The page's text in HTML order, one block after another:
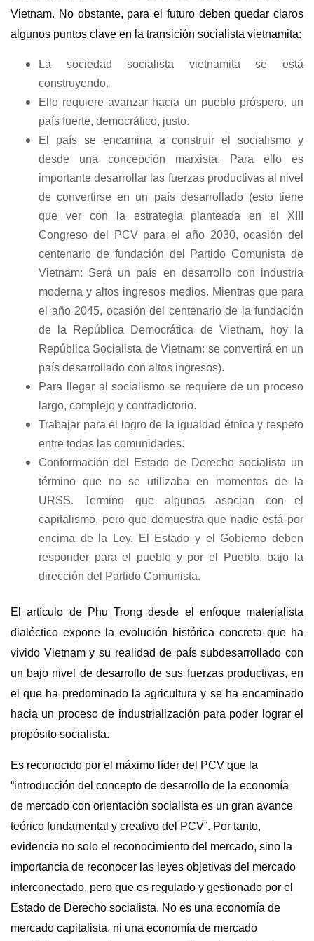
Vietnam. No obstante, para el futuro deben quedar claros
algunos puntos clave en la transición socialista vietnamita:
La sociedad socialista vietnamita se está
construyendo.
Ello requiere avanzar hacia un pueblo próspero, un
país fuerte, democrático, justo.
El país se encamina a construir el socialismo y
desde una concepción marxista. Para ello es
importante desarrollar las fuerzas productivas al nivel
de convertirse en un país desarrollado (esto tiene
que ver con la estrategia planteada en el XIII
Congreso del PCV para el año 2030, ocasión del
centenario de fundación del Partido Comunista de
Vietnam: Será un país en desarrollo con industria
moderna y altos ingresos medios. Mientras que para
el año 2045, ocasión del centenario de la fundación
de la República Democrática de Vietnam, hoy la
República Socialista de Vietnam: se convertirá en un
país desarrollado con altos ingresos).
Para llegar al socialismo se requiere de un proceso
largo, complejo y contradictorio.
Trabajar para el logro de la igualdad étnica y respeto
entre todas las comunidades.
Conformación del Estado de Derecho socialista un
término que no se utilizaba en momentos de la
URSS. Termino que algunos asocian con el
capitalismo, pero que demuestra que nadie está por
encima de la Ley. El Estado y el Gobierno deben
responder para el pueblo y por el Pueblo, bajo la
dirección del Partido Comunista.
El artículo de Phu Trong desde el enfoque materialista
dialéctico expone la evolución histórica concreta que ha
vivido Vietnam y su realidad de país subdesarrollado con
un bajo nivel de desarrollo de sus fuerzas productivas, en
el que ha predominado la agricultura y se ha encaminado
hacia un proceso de industrialización para poder lograr el
propósito socialista.
Es reconocido por el máximo líder del PCV que la
“introducción del concepto de desarrollo de la economía
de mercado con orientación socialista es un gran avance
teórico fundamental y creativo del PCV”. Por tanto,
evidencia no solo el reconocimiento del mercado, sino la
importancia de reconocer las leyes objetivas del mercado
interconectado, pero que es regulado y gestionado por el
Estado de Derecho socialista. No es una economía de
mercado capitalista, ni una economía de mercado